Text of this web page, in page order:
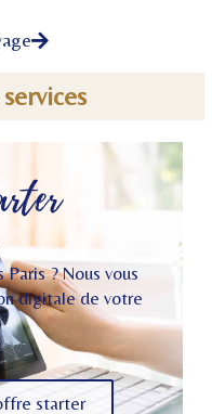
? Nous vous
digitale de votre
starter